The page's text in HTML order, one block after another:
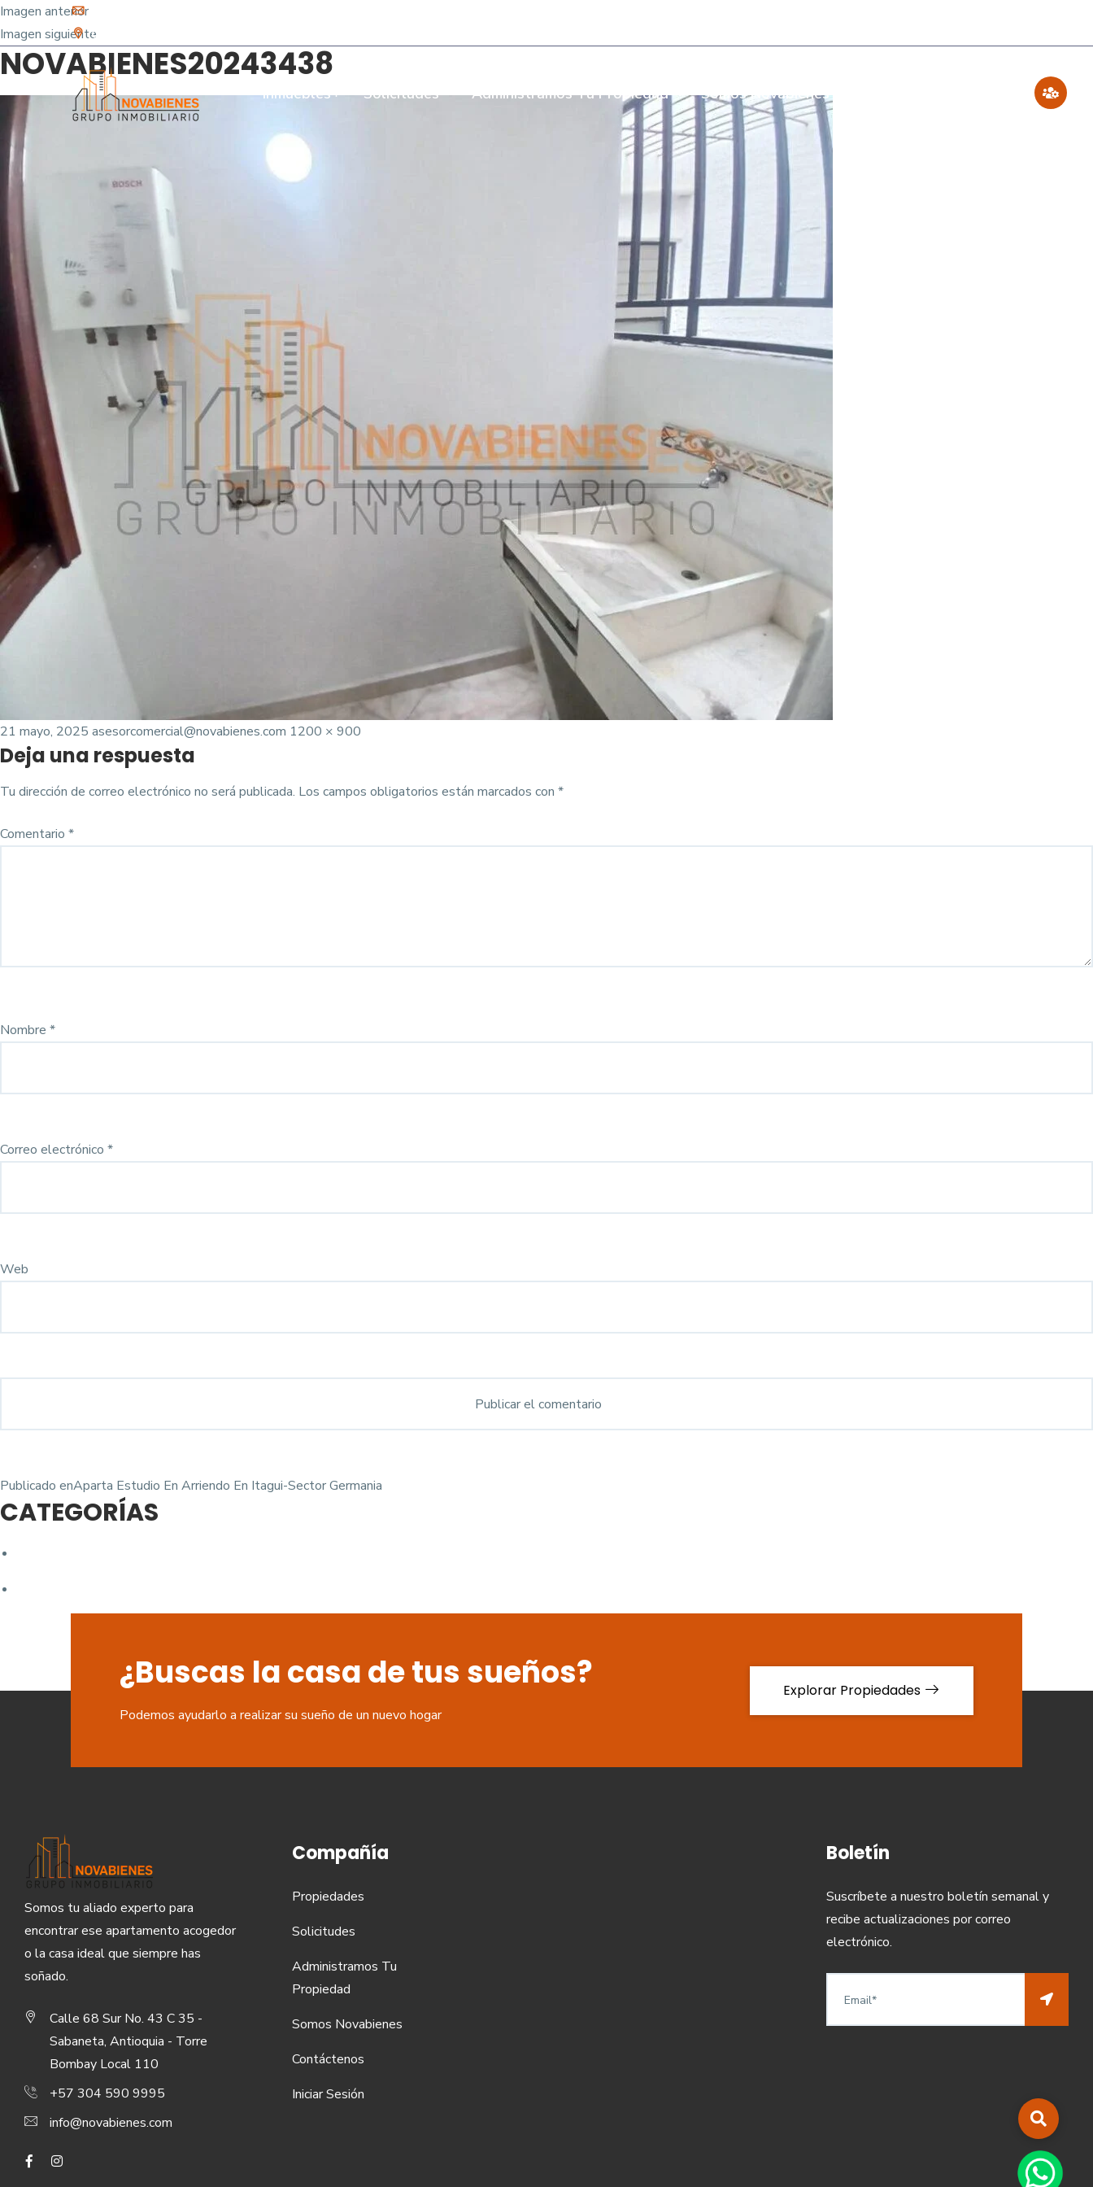
info@novabienes.com
Calle 68 Sur No. 43 C 35 - Sabaneta, Antioquia - Torre Bombay Local 110
Inmuebles Solicitudes Administramos Tu Propiedad Somos Novabienes
Imagen anterior
Imagen siguiente
NOVABIENES20243438
Posted
on
21 mayo, 2025 asesorcomercial@novabienes.com Tamaño
1200 × 900
Deja una respuesta
Tu dirección de correo electrónico no será publicada. Los campos obligatorios están marcados con *
Comentario *
Nombre *
Correo electrónico *
Web
Navegación
de
entradas
Publicado enAparta Estudio En Arriendo En Itagui-Sector Germania
CATEGORÍAS
¿Buscas la casa de tus sueños?
Podemos ayudarlo a realizar su sueño de un nuevo hogar
Explorar Propiedades
Somos tu aliado experto para
encontrar ese apartamento acogedor
o la casa ideal que siempre has
soñado.
Calle 68 Sur No. 43 C 35 -
Sabaneta, Antioquia - Torre
Bombay Local 110
+57 304 590 9995
info@novabienes.com
Compañía
Propiedades
Solicitudes
Administramos Tu
Propiedad
Somos Novabienes
Contáctenos
Iniciar Sesión
Boletín
Suscríbete a nuestro boletín semanal y
recibe actualizaciones por correo
electrónico.